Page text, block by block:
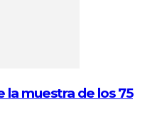
la muestra de los 75